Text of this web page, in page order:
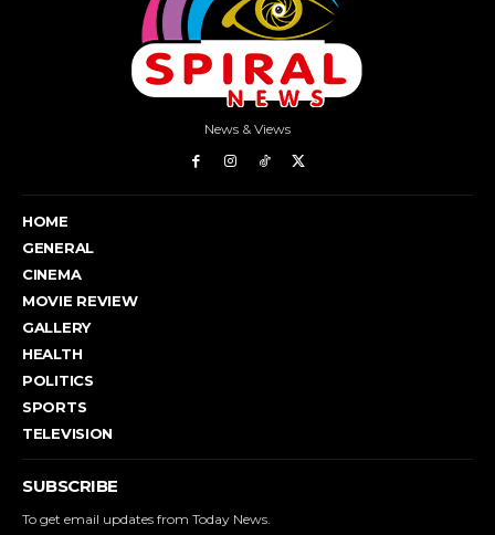
News & Views
HOME
GENERAL
CINEMA
MOVIE REVIEW
GALLERY
HEALTH
POLITICS
SPORTS
TELEVISION
SUBSCRIBE
To get email updates from Today News.